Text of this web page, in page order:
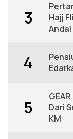
3
Hajj
Andal
4
5
Dari
KM